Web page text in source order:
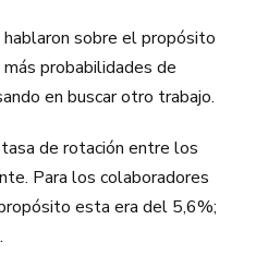
sobre el propósito
probabilidades de
en buscar otro trabajo.
de rotación entre los
Para los colaboradores
esta era del 5,6%;